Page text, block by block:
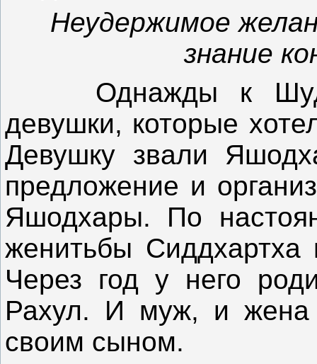
Неудержимое
знание
Однажды к
девушки, которые
Девушку звали
предложение и
Яшодхары. По
женитьбы
Через год у него
Рахул. И муж, и жена
своим сыном.